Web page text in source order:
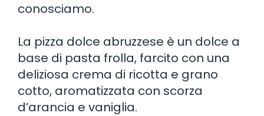
conosciamo.
La pizza dolce abruzzese è un dolce a
base di pasta frolla, farcito con una
deliziosa crema di ricotta e grano
cotto, aromatizzata con scorza
d’arancia e vaniglia.